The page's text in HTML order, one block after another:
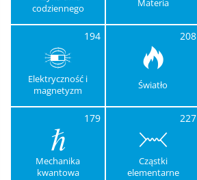
codziennego
Materia
194
Elektryczność i
magnetyzm
208
Światło
179
Mechanika
kwantowa
227
Cząstki
elementarne